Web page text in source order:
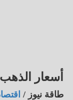
أسعار الذهب السبت 6 ديسمبر
طاقة نيوز /